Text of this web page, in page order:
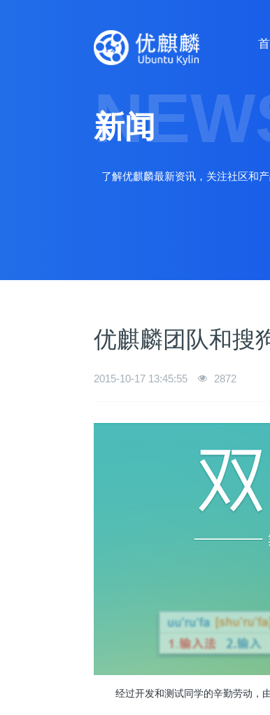
新闻
了解优麒麟最新资讯，关注社区和产
优麒麟团队和搜
2015-10-17 13:45:55 2872
经过开发和测试同学的辛勤劳动，